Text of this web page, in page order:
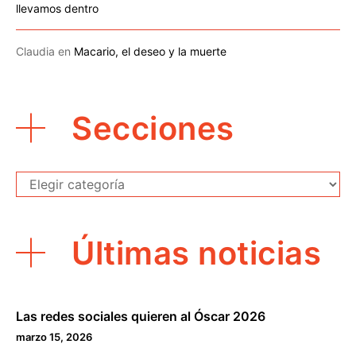
llevamos dentro
Claudia en Macario, el deseo y la muerte
Secciones
Secciones
Últimas noticias
Las redes sociales quieren al Óscar 2026
marzo 15, 2026